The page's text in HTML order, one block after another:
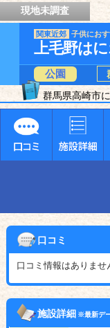
現地未調査
関東近郊 子供にお
上毛野はに
公園
群馬県高崎市
口コミ
口コミ情報はありませ
施設詳
※最新デ